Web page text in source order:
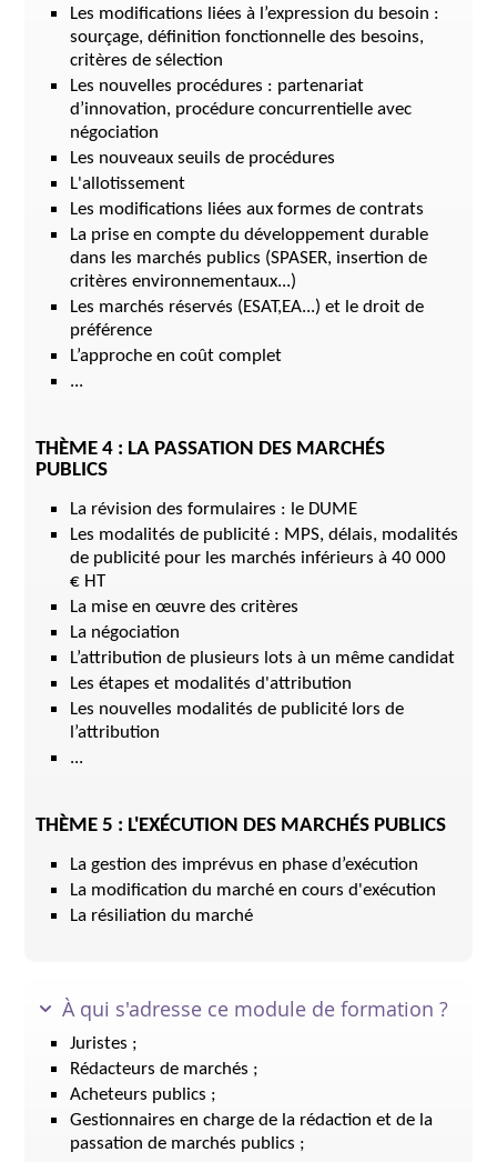
Les modifications liées à l’expression du besoin :
sourçage, définition fonctionnelle des besoins,
critères de sélection
Les nouvelles procédures : partenariat
d’innovation, procédure concurrentielle avec
négociation
Les nouveaux seuils de procédures
L'allotissement
Les modifications liées aux formes de contrats
La prise en compte du développement durable
dans les marchés publics (SPASER, insertion de
critères environnementaux...)
Les marchés réservés (ESAT,EA...) et le droit de
préférence
L’approche en coût complet
...
THÈME 4 : LA PASSATION DES MARCHÉS
PUBLICS
La révision des formulaires : le DUME
Les modalités de publicité : MPS, délais, modalités
de publicité pour les marchés inférieurs à 40 000
€ HT
La mise en œuvre des critères
La négociation
L’attribution de plusieurs lots à un même candidat
Les étapes et modalités d'attribution
Les nouvelles modalités de publicité lors de
l’attribution
...
THÈME 5 : L'EXÉCUTION DES MARCHÉS PUBLICS
La gestion des imprévus en phase d’exécution
La modification du marché en cours d'exécution
La résiliation du marché
À qui s'adresse ce module de formation ?
Juristes ;
Rédacteurs de marchés ;
Acheteurs publics ;
Gestionnaires en charge de la rédaction et de la
passation de marchés publics ;